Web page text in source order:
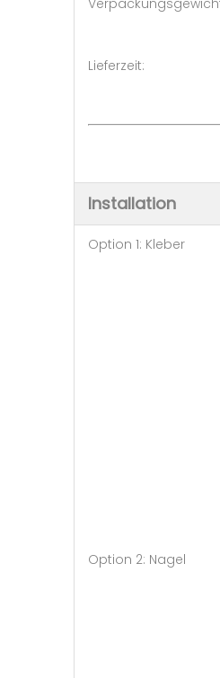
Lieferzeit:
Installation
Option 1: Kleber
Option 2: Nagel